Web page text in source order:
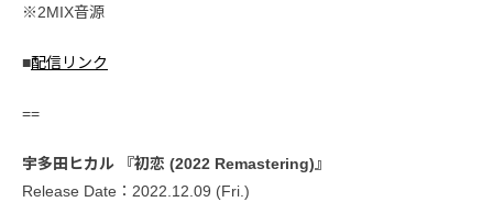
※2MIX音源
■配信リンク
==
宇多田ヒカル 『初恋 (2022 Remastering)』
Release Date：2022.12.09 (Fri.)